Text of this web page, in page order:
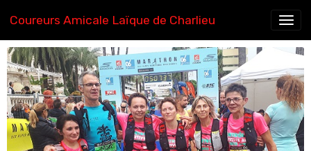
Coureurs Amicale Laïque de Charlieu
Ecole d'athlétisme